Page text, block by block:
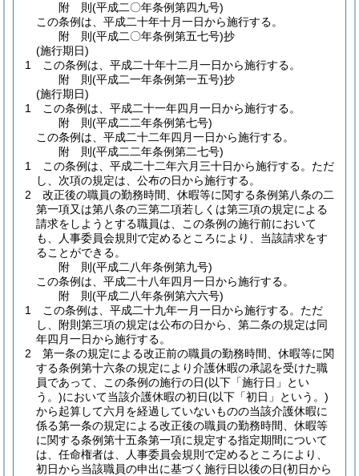
附 則(平成二〇年条例第四九号)
この条例は、平成二十年十月一日から施行する。
附 則(平成二〇年条例第五七号)抄
(施行期日)
1
この条例は、平成二十年十二月一日から施行する。
附 則(平成二一年条例第一五号)抄
(施行期日)
1
この条例は、平成二十一年四月一日から施行する。
附 則(平成二二年条例第七号)
この条例は、平成二十二年四月一日から施行する。
附 則(平成二二年条例第二七号)
1
この条例は、平成二十二年六月三十日から施行する。 ただ
し、次項の規定は、公布の日から施行する。
2
改正後の職員の勤務時間、休暇等に関する条例第八条の二
第一項又は第八条の三第二項若しくは第三項の規定による
請求をしようとする職員は、この条例の施行前において
も、人事委員会規則で定めるところにより、当該請求をす
ることができる。
附 則(平成二八年条例第九号)
この条例は、平成二十八年四月一日から施行する。
附 則(平成二八年条例第六六号)
1
この条例は、平成二十九年一月一日から施行する。 ただ
し、附則第三項の規定は公布の日から、第二条の規定は同
年四月一日から施行する。
2
第一条の規定による改正前の職員の勤務時間、休暇等に関
する条例第十六条の規定により介護休暇の承認を受けた職
員であって、この条例の施行の日(以下「施行日」とい
う。)において当該介護休暇の初日(以下「初日」という。)
から起算して六月を経過していないものの当該介護休暇に
係る第一条の規定による改正後の職員の勤務時間、休暇等
に関する条例第十五条第一項に規定する指定期間について
は、任命権者は、人事委員会規則で定めるところにより、
初日から当該職員の申出に基づく施行日以後の日(初日から